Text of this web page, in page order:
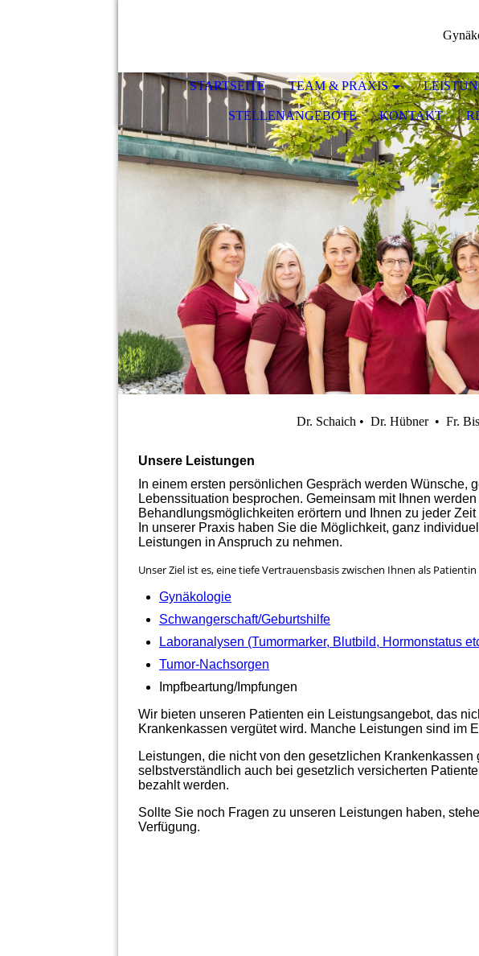
STARTSEITE TEAM & PRAXIS
STELLENANGEBOTE KONTAKT
Dr. Schaich • Dr. Hübner • Fr.
Unsere Leistungen
In einem ersten persönlichen Gespräch werden Wünsche,
Lebenssituation besprochen. Gemeinsam mit Ihnen
Behandlungsmöglichkeiten erörtern und Ihnen zu jeder
In unserer Praxis haben Sie die Möglichkeit, ganz
Leistungen in Anspruch zu nehmen.
Unser Ziel ist es, eine tiefe Vertrauensbasis zwischen Ihnen als
Gynäkologie
Schwangerschaft/Geburtshilfe
Laboranalysen (Tumormarker, Blutbild, Hormonstatus
Tumor-Nachsorgen
Impfbeartung/Impfungen
Wir bieten unseren Patienten ein Leistungsangebot, das
Krankenkassen vergütet wird. Manche Leistungen sind im
Leistungen, die nicht von den gesetzlichen
selbstverständlich auch bei gesetzlich versicherten
bezahlt werden.
Sollte Sie noch Fragen zu unseren Leistungen haben,
Verfügung.